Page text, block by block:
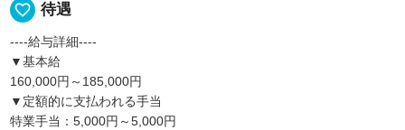
favorite_border 待遇
----給与詳細----
▼基本給
160,000円～185,000円
▼定額的に支払われる手当
特業手当：5,000円～5,000円